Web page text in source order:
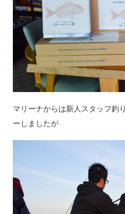
マリーナからは新人スタッフ釣
ーしましたが